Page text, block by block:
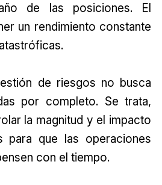
de las posiciones. El
un rendimiento constante
de riesgos no busca
por completo. Se trata,
la magnitud y el impacto
para que las operaciones
con el tiempo.